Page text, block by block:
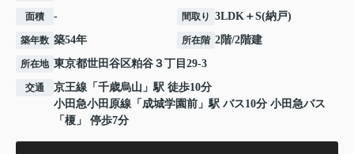
面積 - 間取り 3LDK＋S(納戸)
築年数 築54年 所在階 2階/2階建
所在地 東京都世田谷区粕谷 ３丁目29-3
交通 京王線 「 千歳烏山 」駅 徒歩10分
小田急小田原線 「 成城学園前 」駅 バス10分 小田急バス
「榎」 停歩7分